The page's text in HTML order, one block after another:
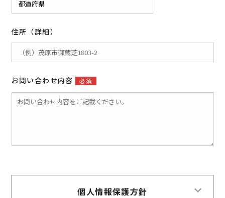
住所（詳細）
お問い合わせ内容 必須
個人情報保護方針